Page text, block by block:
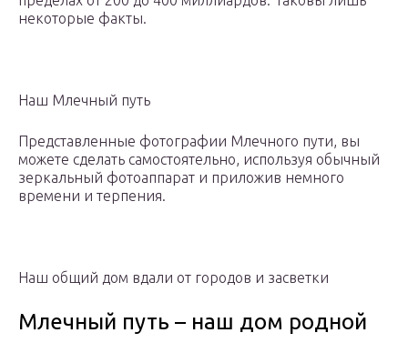
некоторые факты.
Наш Млечный путь
Представленные фотографии Млечного пути, вы
можете сделать самостоятельно, используя обычный
зеркальный фотоаппарат и приложив немного
времени и терпения.
Наш общий дом вдали от городов и засветки
Млечный путь – наш дом родной